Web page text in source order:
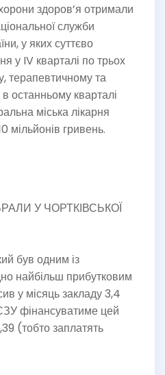
здоров’я отримали
служби
у яких суттєво
у IV кварталі по трьох
терапевтичному та
останньому кварталі
міська лікарня
мільйонів гривень.
У ЧОРТКІВСЬКОЇ
був одним із
найбільш прибутковим
у місяць закладу 3,4
фінансуватиме цей
(тобто заплатять